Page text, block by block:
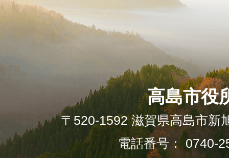
高島市役
〒520-1592 滋賀県高島市新
電話番号： 0740-